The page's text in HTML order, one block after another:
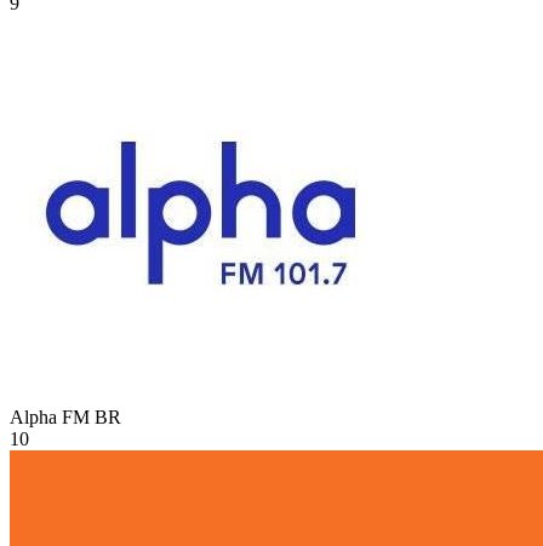
Alpha FM BR
10